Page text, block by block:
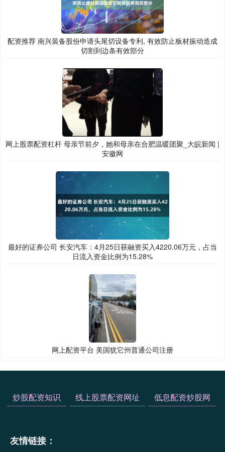
配资推荐 南兴装备股份申请头尾切设备专利, 有效防止板材振动造成
切割到边条有效部分
网上股票配资杠杆 母亲节前夕，她和母亲在合肥温暖团聚_大皖新闻 |
安徽网
最好的证券公司 长安汽车：4月25日获融资买入4220.06万元，占当
日流入资金比例为15.28%
网上配资平台 美国犹它州普通公司注册
炒股配资知识 线上股票配资网址 低息配资炒股网
友情链接：